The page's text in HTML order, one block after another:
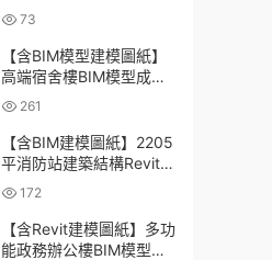
料下載：含全套BIM模
型、彙報PPT
73
【含BIM模型建模圖紙】
高端宿舍樓BIM模型成
品，包含建築+結構兩大
專業Revit模型及全套建模
CAD圖紙
261
【含BIM建模圖紙】2205
平消防站建築結構Revit模
型成品，包含全套BIM建
模CAD圖紙下載
172
【含Revit建模圖紙】多功
能政務辦公樓BIM模型成